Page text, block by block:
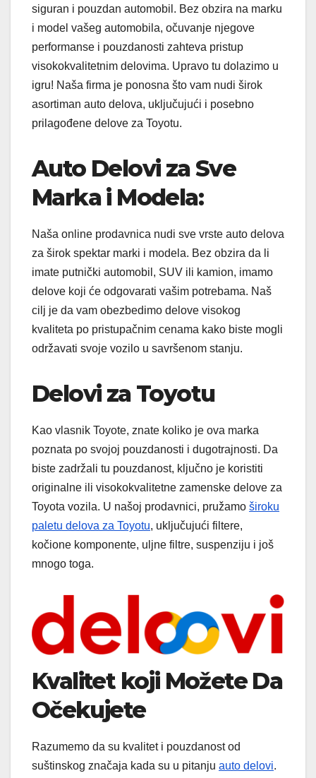
siguran i pouzdan automobil. Bez obzira na marku
i model vašeg automobila, očuvanje njegove
performanse i pouzdanosti zahteva pristup
visokokvalitetnim delovima. Upravo tu dolazimo u
igru! Naša firma je ponosna što vam nudi širok
asortiman auto delova, uključujući i posebno
prilagođene delove za Toyotu.
Auto Delovi za Sve
Marka i Modela:
Naša online prodavnica nudi sve vrste auto delova
za širok spektar marki i modela. Bez obzira da li
imate putnički automobil, SUV ili kamion, imamo
delove koji će odgovarati vašim potrebama. Naš
cilj je da vam obezbedimo delove visokog
kvaliteta po pristupačnim cenama kako biste mogli
održavati svoje vozilo u savršenom stanju.
Delovi za Toyotu
Kao vlasnik Toyote, znate koliko je ova marka
poznata po svojoj pouzdanosti i dugotrajnosti. Da
biste zadržali tu pouzdanost, ključno je koristiti
originalne ili visokokvalitetne zamenske delove za
Toyota vozila. U našoj prodavnici, pružamo široku
paletu delova za Toyotu, uključujući filtere,
kočione komponente, uljne filtre, suspenziju i još
mnogo toga.
Kvalitet koji Možete Da
Očekujete
Razumemo da su kvalitet i pouzdanost od
suštinskog značaja kada su u pitanju auto delovi.